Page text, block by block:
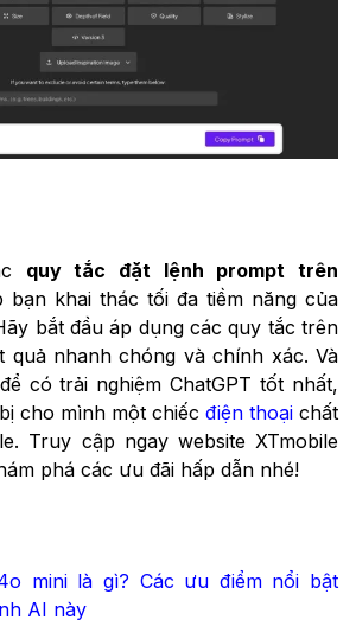
quy tắc đặt lệnh prompt trên
bạn khai thác tối đa tiềm năng của
bắt đầu áp dụng các quy tắc trên
quả nhanh chóng và chính xác. Và
có trải nghiệm ChatGPT tốt nhất,
cho mình một chiếc điện thoại chất
Truy cập ngay website XTmobile
phá các ưu đãi hấp dẫn nhé!
4o mini là gì? Các ưu điểm nổi bật
AI này